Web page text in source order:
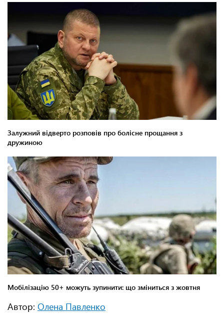
Автор: Олена Павленко